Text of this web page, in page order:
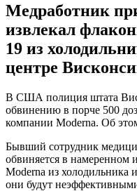
Медработник
извлекал
19 из
центре
В США полиция штата
обвинению в порче 500
компании Moderna. Об
Бывший сотрудник
обвиняется в намеренном
Moderna из холодильника
они будут